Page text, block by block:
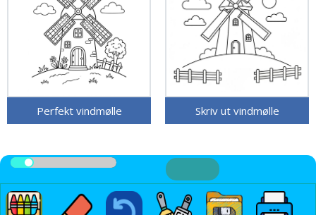
Perfekt vindmølle Skriv ut vindmølle